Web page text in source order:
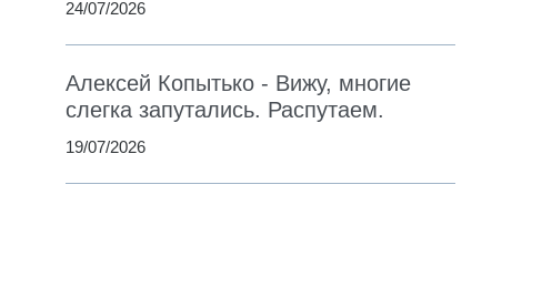
24/07/2026
Алексей Копытько - Вижу, многие
слегка запутались. Распутаем.
19/07/2026